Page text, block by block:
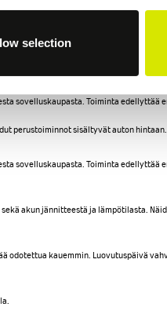
selection
tehosta ja muista rajoituksista sekä
Jos ajoneuvoon on asennettu 22
akun jännitteestä ja lämpötilasta.
sovelluskaupasta. Toiminta edellyttää
sisältyvät auton
sovelluskaupasta. Toiminta edellyttää
akun jännitteestä ja lämpötilasta.
kauemmin. Luovutuspäivä